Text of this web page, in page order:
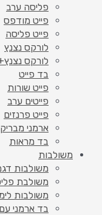
פליסה ערב
פייט מודפס
פייט פליסה
לורקס נצנץ
לורקס
בד פייט
פייט שורות
פייטים ערב
פייט פרנזים
ארמני מבריק
בד מראות
משולבות
משולבות
משולבת
משולבות
בד ארמני עם